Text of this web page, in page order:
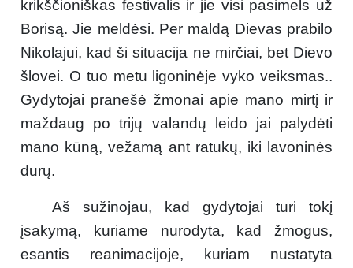
krikščioniškas festivalis ir jie visi pasimels už
Borisą. Jie meldėsi. Per maldą Dievas prabilo
Nikolajui, kad ši situacija ne mirčiai, bet Dievo
šlovei. O tuo metu ligoninėje vyko veiksmas..
Gydytojai pranešė žmonai apie mano mirtį ir
maždaug po trijų valandų leido jai palydėti
mano kūną, vežamą ant ratukų, iki lavoninės
durų.
Aš sužinojau, kad gydytojai turi tokį
įsakymą, kuriame nurodyta, kad žmogus,
esantis reanimacijoje, kuriam nustatyta